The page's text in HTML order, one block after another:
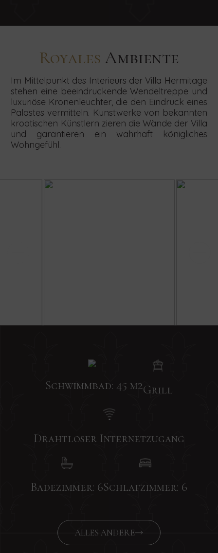
Royales Ambiente
Im Mittelpunkt des Interieurs der Villa Hermitage
stehen eine beeindruckende Wendeltreppe und
luxuriöse Kronenleuchter, die den Eindruck eines
Palastes vermitteln. Kunstwerke von bekannten
kroatischen Künstlern zieren die Wände der Villa
und garantieren ein wahrhaft königliches
Wohngefühl.
Schwimmbad: 45 m2Grill
Drahtloser Internetzugang
Badezimmer: 6Schlafzimmer: 6
ALLES ANDERE